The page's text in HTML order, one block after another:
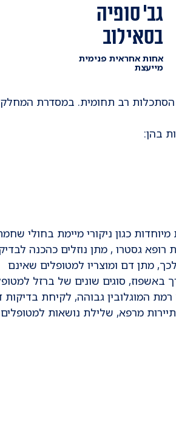
גב' סופיה
בסאילוב
אחות אחראית פנימית
מייעצת
הסתכלות רב תחומית. במסדרת
בהן:
כגון ניקורי מיימת בחולי
מתן דם ומוצריו למטופלים שאינם
באשפוז, סוגים שונים של ברזל
המוגלובין גבוהה, לקיחת בדיקות
מרפא, שלילת נושאות למטופלים